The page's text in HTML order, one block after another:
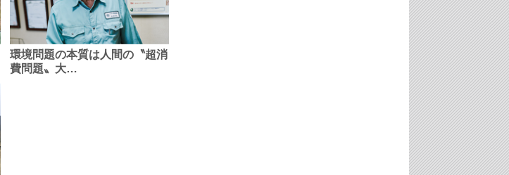
環境問題の本質は人間の〝超消
費問題〟大…